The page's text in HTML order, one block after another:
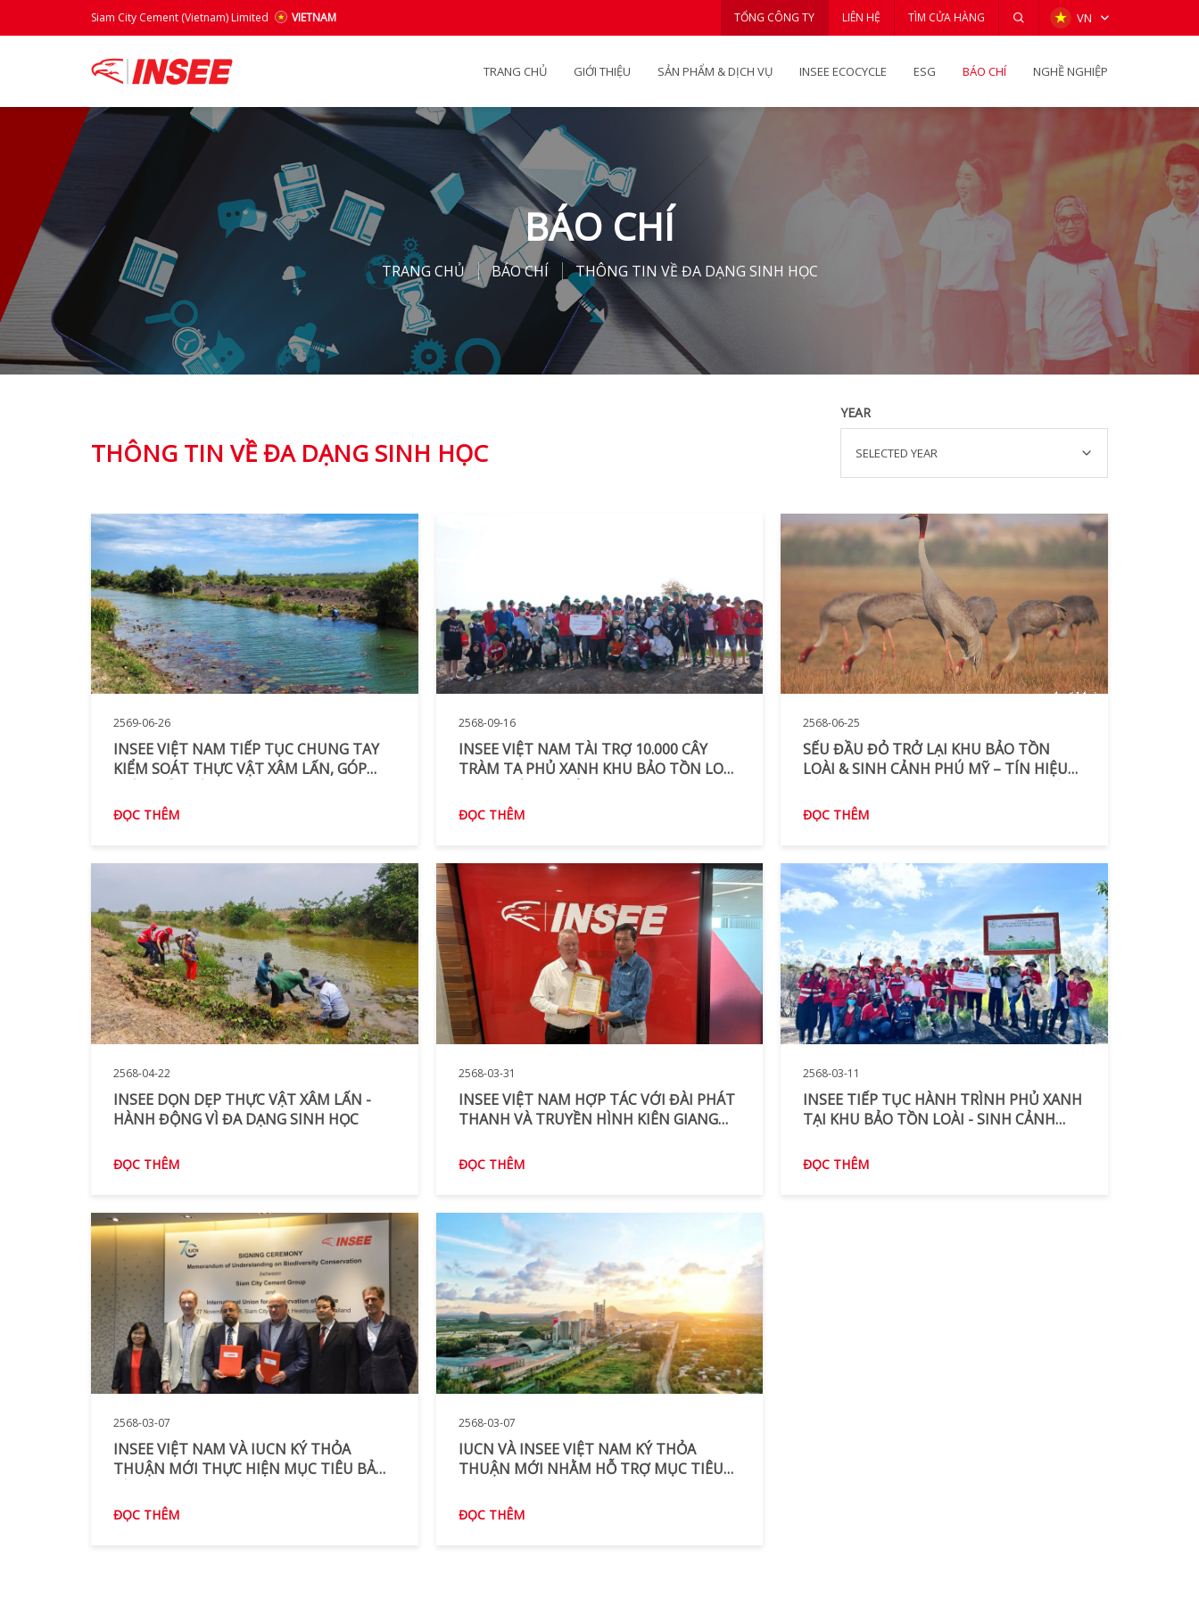
Siam City Cement (Vietnam) Limited VIETNAM TỔNG CÔNG TY LIÊN HỆ TÌM CỬA HÀNG VN
TRANG CHỦ GIỚI THIỆU SẢN PHẨM & DỊCH VỤ INSEE ECOCYCLE ESG BÁO CHÍ NGHỀ NGHIỆP
BÁO CHÍ
TRANG CHỦ BÁO CHÍ THÔNG TIN VỀ ĐA DẠNG SINH HỌC
THÔNG TIN VỀ ĐA DẠNG SINH HỌC
YEAR
SELECTED YEAR
2569-06-26
INSEE VIỆT NAM TIẾP TỤC CHUNG TAY
KIỂM SOÁT THỰC VẬT XÂM LẤN, GÓP
ĐỌC THÊM
2568-09-16
INSEE VIỆT NAM TÀI TRỢ 10.000 CÂY
TRÀM TA PHỦ XANH KHU BẢO TỒN LOÀI
ĐỌC THÊM
2568-06-25
SẾU ĐẦU ĐỎ TRỞ LẠI KHU BẢO TỒN
LOÀI & SINH CẢNH PHÚ MỸ – TÍN HIỆU
NỖ LỰC BẢO TỒN BỀN VỮNG TẠI KHU
VỰC KIÊN GIANG
ĐỌC THÊM
2568-04-22
INSEE DỌN DẸP THỰC VẬT XÂM LẤN -
HÀNH ĐỘNG VÌ ĐA DẠNG SINH HỌC
ĐỌC THÊM
2568-03-31
INSEE VIỆT NAM HỢP TÁC VỚI ĐÀI PHÁT
THANH VÀ TRUYỀN HÌNH KIÊN GIANG
HỌC
ĐỌC THÊM
2568-03-11
INSEE TIẾP TỤC HÀNH TRÌNH PHỦ XANH
TẠI KHU BẢO TỒN LOÀI - SINH CẢNH
KIÊN GIANG
ĐỌC THÊM
2568-03-07
INSEE VIỆT NAM VÀ IUCN KÝ THỎA
THUẬN MỚI THỰC HIỆN MỤC TIÊU BẢO
ĐỌC THÊM
2568-03-07
IUCN VÀ INSEE VIỆT NAM KÝ THỎA
THUẬN MỚI NHẰM HỖ TRỢ MỤC TIÊU
HỌC VÀO NĂM 2030
ĐỌC THÊM